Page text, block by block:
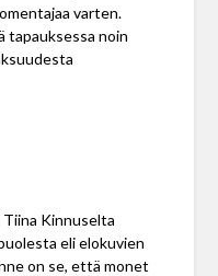
varten.
tapauksessa noin
Tiina Kinnuselta
eli elokuvien
on se, että monet